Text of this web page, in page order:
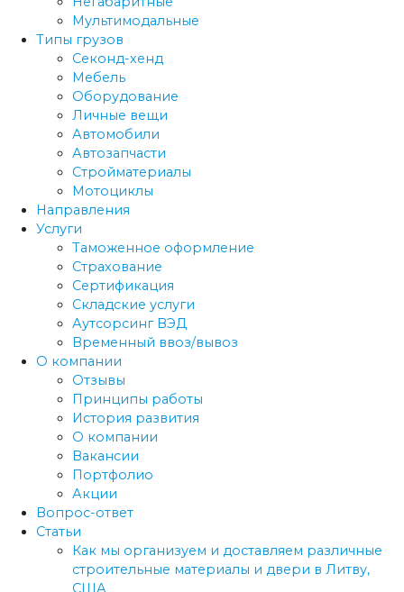
Мультимодальные
Типы грузов
Секонд-хенд
Мебель
Оборудование
Личные вещи
Автомобили
Автозапчасти
Стройматериалы
Мотоциклы
Направления
Услуги
Таможенное оформление
Страхование
Сертификация
Складские услуги
Аутсорсинг ВЭД
Временный ввоз/вывоз
О компании
Отзывы
Принципы работы
История развития
О компании
Вакансии
Портфолио
Акции
Вопрос-ответ
Статьи
Как мы организуем и доставляем различные
строительные материалы и двери в Литву,
США